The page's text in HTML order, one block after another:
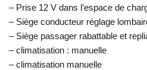
– Prise 12 V dans l’espace de
– Siège conducteur réglage
– Siège passager rabattable et
– climatisation : manuelle
– climatisation manuelle